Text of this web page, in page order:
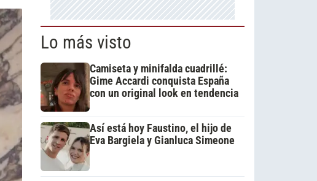
Lo más visto
Camiseta y minifalda cuadrillé:
Gime Accardi conquista España
con un original look en tendencia
Así está hoy Faustino, el hijo de
Eva Bargiela y Gianluca Simeone